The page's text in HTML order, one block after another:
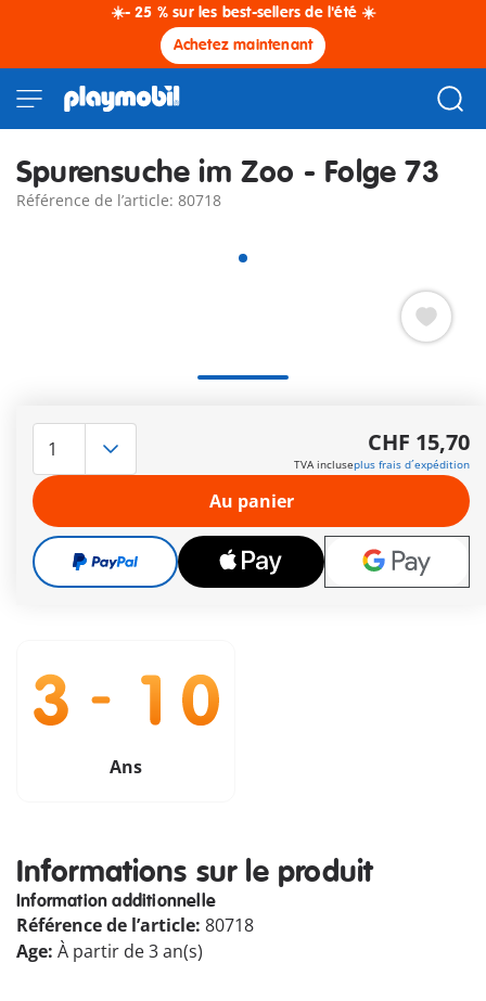
☀️- 25 % sur les best-sellers de l'été ☀️
Achetez maintenant
Spurensuche im Zoo - Folge 73
Référence de l’article: 80718
Le délai de livraison est actuellement de 3 à 6 jours
Livraison gratuite à partir de CHF 99
CHF 15,70
TVA incluse plus frais d´expédition
CHF 15,70
TVA incluseplus frais d´expédition
Au panier
Ans
Informations sur le produit
Information additionnelle
Référence de l’article: 80718
Age: À partir de 3 an(s)